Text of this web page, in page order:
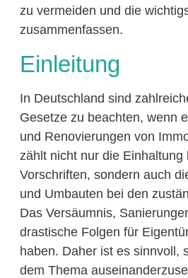
zu vermeiden und die
zusammenfassen.
Einleitung
In Deutschland sind
Gesetze zu beachten, wenn
und Renovierungen von
zählt nicht nur die Einhaltung
Vorschriften, sondern auch
und Umbauten bei den
Das Versäumnis,
drastische Folgen für
haben. Daher ist es sinnvoll,
dem Thema